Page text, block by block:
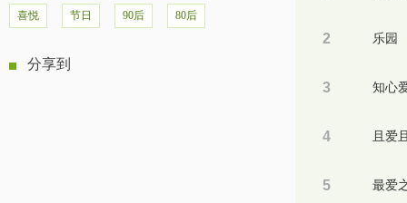
喜悦 节日 90后 80后
分享到
2 乐园
3 知心
4 且爱
5 最爱